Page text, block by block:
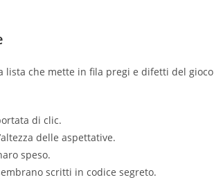
lista che mette in fila pregi e difetti del gioco
di clic.
delle aspettative.
speso.
scritti in codice segreto.